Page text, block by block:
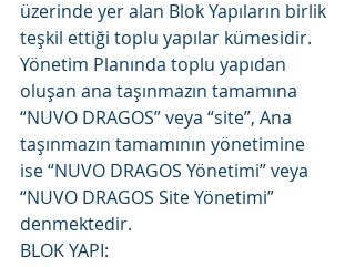
üzerinde yer alan Blok Yapıların birlik
teşkil ettiği toplu yapılar kümesidir.
Yönetim Planında toplu yapıdan
oluşan ana taşınmazın tamamına
“NUVO DRAGOS” veya “site”, Ana
taşınmazın tamamının yönetimine
ise “NUVO DRAGOS Yönetimi” veya
“NUVO DRAGOS Site Yönetimi”
denmektedir.
BLOK YAPI: